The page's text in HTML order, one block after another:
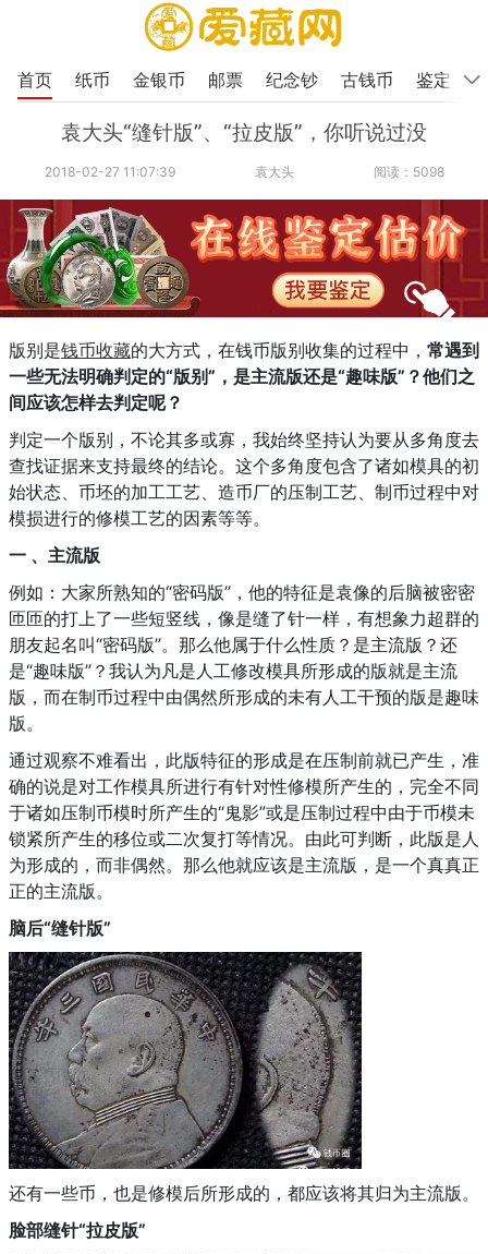
首页 纸币 金银币 邮票 纪念钞 古钱币 鉴定
袁大头“缝针版”、“拉皮版”，你听说过没
2018-02-27 11:07:39 袁大头 阅读：5098
版别是钱币收藏的大方式，在钱币版别收集的过程中， 常遇到
一些无法明确判定的“版别”，是主流版还是“趣味版”？他们之
间应该怎样去判定呢？
判定一个版别，不论其多或寡，我始终坚持认为要从多角度去
查找证据来支持最终的结论。这个多角度包含了诸如模具的初
始状态、币坯的加工工艺、造币厂的压制工艺、制币过程中对
模损进行的修模工艺的因素等等。
一 、 主流版
例如：大家所熟知的“密码版”，他的特征是袁像的后脑被密密
匝匝的打上了一些短竖线，像是缝了针一样，有想象力超群的
朋友起名叫“密码版”。那么他属于什么性质？是主流版？还
是“趣味版”？我认为凡是人工修改模具所形成的版就是主流
版，而在制币过程中由偶然所形成的未有人工干预的版是趣味
版。
通过观察不难看出，此版特征的形成是在压制前就已产生，准
确的说是对工作模具所进行有针对性修模所产生的，完全不同
于诸如压制币模时所产生的“鬼影”或是压制过程中由于币模未
锁紧所产生的移位或二次复打等情况。由此可判断，此版是人
为形成的，而非偶然。那么他就应该是主流版，是一个真真正
正的主流版。
脑后“缝针版”
还有一些币，也是修模后所形成的，都应该将其归为主流版。
脸部缝针“拉皮版”